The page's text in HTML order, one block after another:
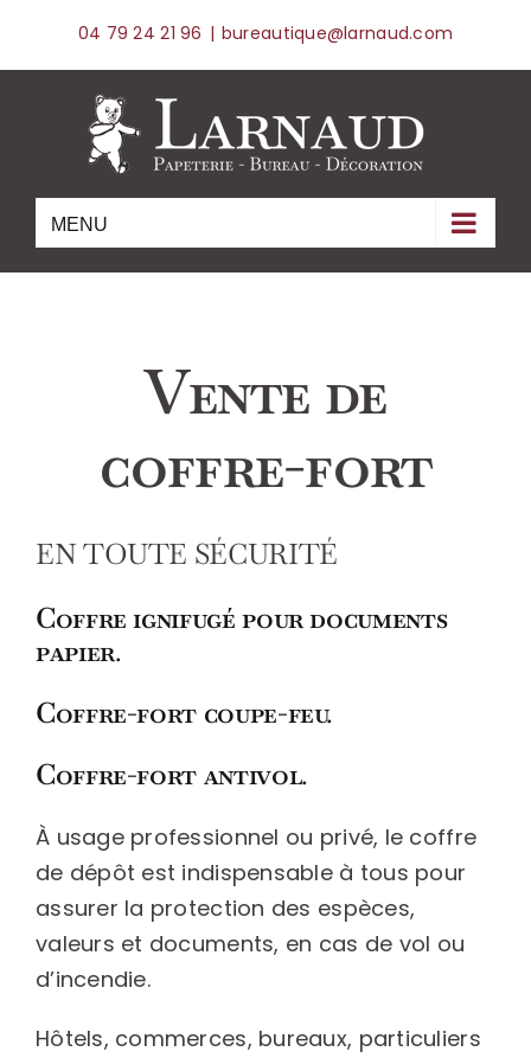
04 79 24 21 96 | bureautique@larnaud.com
Vente de
coffre-fort
EN TOUTE SÉCURITÉ
Coffre ignifugé pour documents
papier.
Coffre-fort coupe-feu.
Coffre-fort antivol.
À usage professionnel ou privé, le coffre
de dépôt est indispensable à tous pour
assurer la protection des espèces,
valeurs et documents, en cas de vol ou
d’incendie.
Hôtels, commerces, bureaux, particuliers